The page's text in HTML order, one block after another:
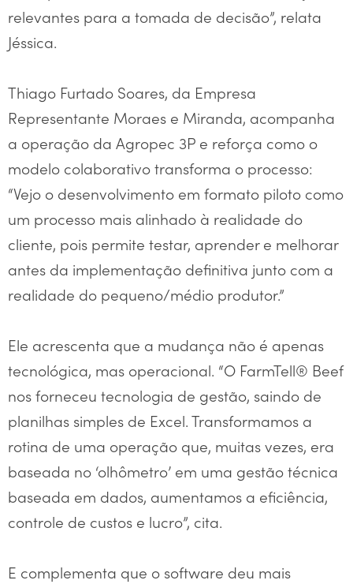
relevantes para a tomada de decisão”, relata
Jéssica.
Thiago Furtado Soares, da Empresa
Representante Moraes e Miranda, acompanha
a operação da Agropec 3P e reforça como o
modelo colaborativo transforma o processo:
“Vejo o desenvolvimento em formato piloto como
um processo mais alinhado à realidade do
cliente, pois permite testar, aprender e melhorar
antes da implementação definitiva junto com a
realidade do pequeno/médio produtor.”
Ele acrescenta que a mudança não é apenas
tecnológica, mas operacional. “O FarmTell® Beef
nos forneceu tecnologia de gestão, saindo de
planilhas simples de Excel. Transformamos a
rotina de uma operação que, muitas vezes, era
baseada no ‘olhômetro’ em uma gestão técnica
baseada em dados, aumentamos a eficiência,
controle de custos e lucro”, cita.
E complementa que o software deu mais